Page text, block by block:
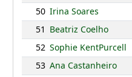
50 Irina Soares
51 Beatriz Coelho
52 Sophie KentPurcell
53 Ana Castanheiro